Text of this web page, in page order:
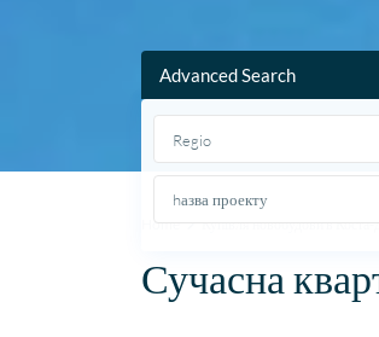
Advanced Search
Regio
Home Купівля новобудови в
Сучасна